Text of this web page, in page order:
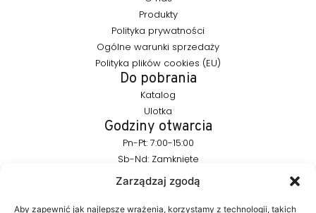
Zarządzaj zgodą
Aby zapewnić jak najlepsze wrażenia, korzystamy z technologii, takich
Produkty
Polityka prywatności
Ogólne warunki sprzedaży
Polityka plików cookies (EU)
Do pobrania
Katalog
Ulotka
Godziny otwarcia
Pn-Pt: 7:00-15:00
Sb-Nd: Zamknięte
Pozostańmy w kontakcie
info@furnika.pl
+48 (77) 544 91 28